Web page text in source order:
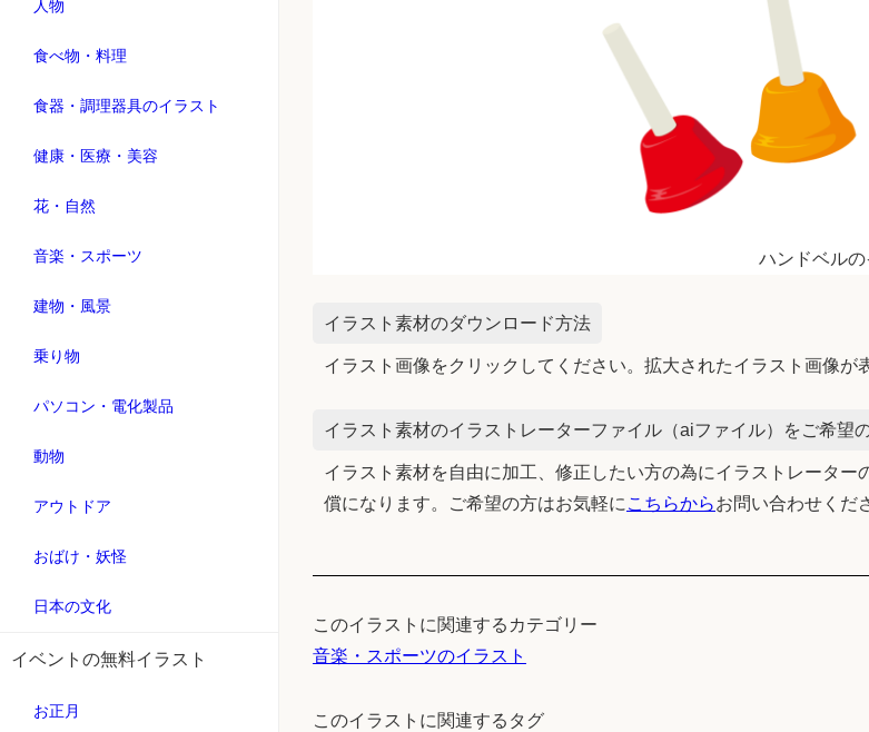
人物
食べ物・料理
食器・調理器具のイラスト
健康・医療・美容
花・自然
音楽・スポーツ
建物・風景
乗り物
パソコン・電化製品
動物
アウトドア
おばけ・妖怪
日本の文化
イベントの無料イラスト
お正月
ハンドベルの
イラスト素材のダウンロード方法
イラスト画像をクリックしてください。拡大されたイラスト画像が
イラスト素材のイラストレーターファイル（aiファイル）をご希望
イラスト素材を自由に加工、修正したい方の為にイラストレータ
償になります。ご希望の方はお気軽に こちらからお問い合わせくだ
このイラストに関連するカテゴリー
音楽・スポーツのイラスト
このイラストに関連するタグ